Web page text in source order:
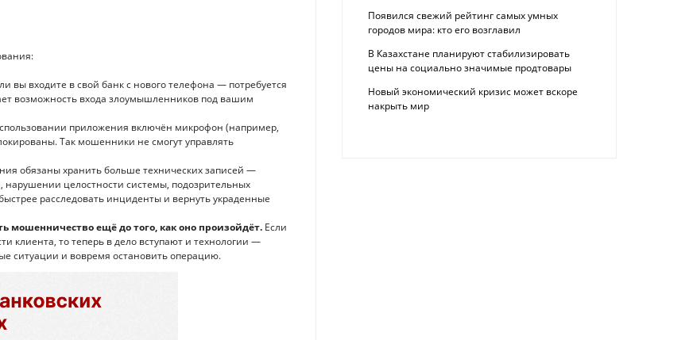
вы входите в свой банк с нового телефона — потребуется
возможность входа злоумышленников под вашим
приложения включён микрофон (например,
Так мошенники не смогут управлять
обязаны хранить больше технических записей —
нарушении целостности системы, подозрительных
расследовать инциденты и вернуть украденные
мошенничество ещё до того, как оно произойдёт. Если
клиента, то теперь в дело вступают и технологии —
ситуации и вовремя остановить операцию.
Появился свежий рейтинг самых умных
городов мира: кто его возглавил
В Казахстане планируют стабилизировать
цены на социально значимые продтовары
Новый экономический кризис может вскоре
накрыть мир